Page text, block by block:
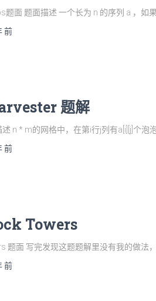
题面 题面描述 一个长为 n 的序列 a ，如
前
题解
n * m的网格中，在第i行j列有a[i][j]个泡
前
Towers
题面 写完发现这题题解里没有我的做法
前